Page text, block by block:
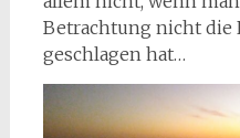
Betrachtung nicht die
geschlagen hat…